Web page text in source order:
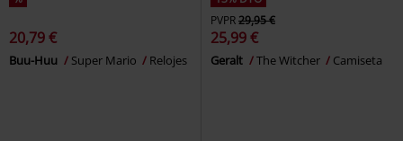
20,79 €
Buu-Huu Super Mario Relojes
PVPR29,95 €
25,99 €
Geralt The Witcher Camiseta